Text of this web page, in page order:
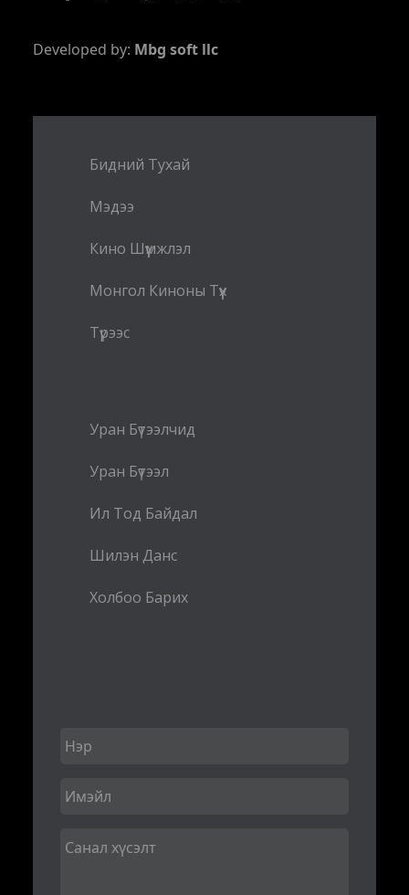
Developed by: Mbg soft llc
Бидний Тухай
Мэдээ
Кино Шүүмжлэл
Монгол Киноны Түүх
Түрээс
Уран Бүтээлчид
Уран Бүтээл
Ил Тод Байдал
Шилэн Данс
Холбоо Барих